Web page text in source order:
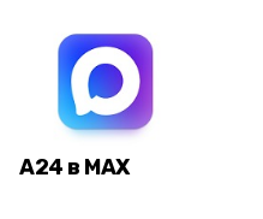
А24 в MAX